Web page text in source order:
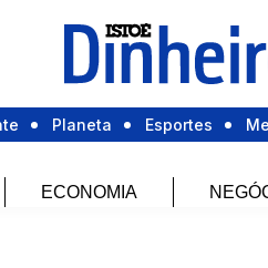
Planeta Esportes
ECONOMIA